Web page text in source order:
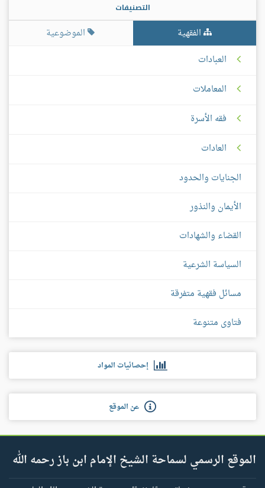
التصنيفات
الفقهية
الموضوعية
العبادات
المعاملات
فقه الأسرة
العادات
الجنايات والحدود
الأيمان والنذور
القضاء والشهادات
السياسة الشرعية
مسائل فقهية متفرقة
فتاوى متنوعة
إحصائيات المواد
عن الموقع
الموقع الرسمي لسماحة الشيخ الإمام ابن باز رحمه الله